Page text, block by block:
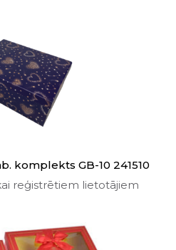
komplekts GB-10 241510
reģistrētiem lietotājiem